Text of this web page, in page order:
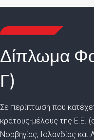
Δίπλωμα
Γ)
Σε περίπτωση που
κράτους-μέλους της Ε.Ε.
Νορβηγίας, Ισλανδίας και